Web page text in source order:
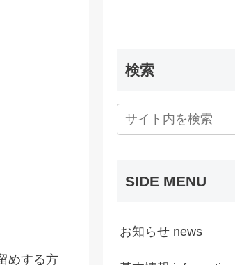
めする方
検索
SIDE MENU
お知らせ news